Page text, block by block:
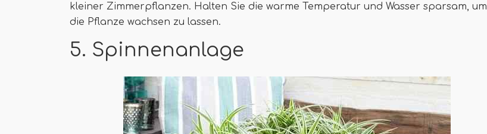
kleiner Zimmerpflanzen. Halten Sie die warme Temperatur und Wasser sparsam, um
die Pflanze wachsen zu lassen.
5. Spinnenanlage